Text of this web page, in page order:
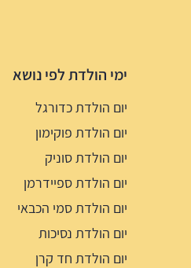
ימי הולדת לפי נושא
יום הולדת כדורגל
יום הולדת פוקימון
יום הולדת סוניק
יום הולדת ספיידרמן
יום הולדת סמי הכבאי
יום הולדת נסיכות
יום הולדת חד קרן